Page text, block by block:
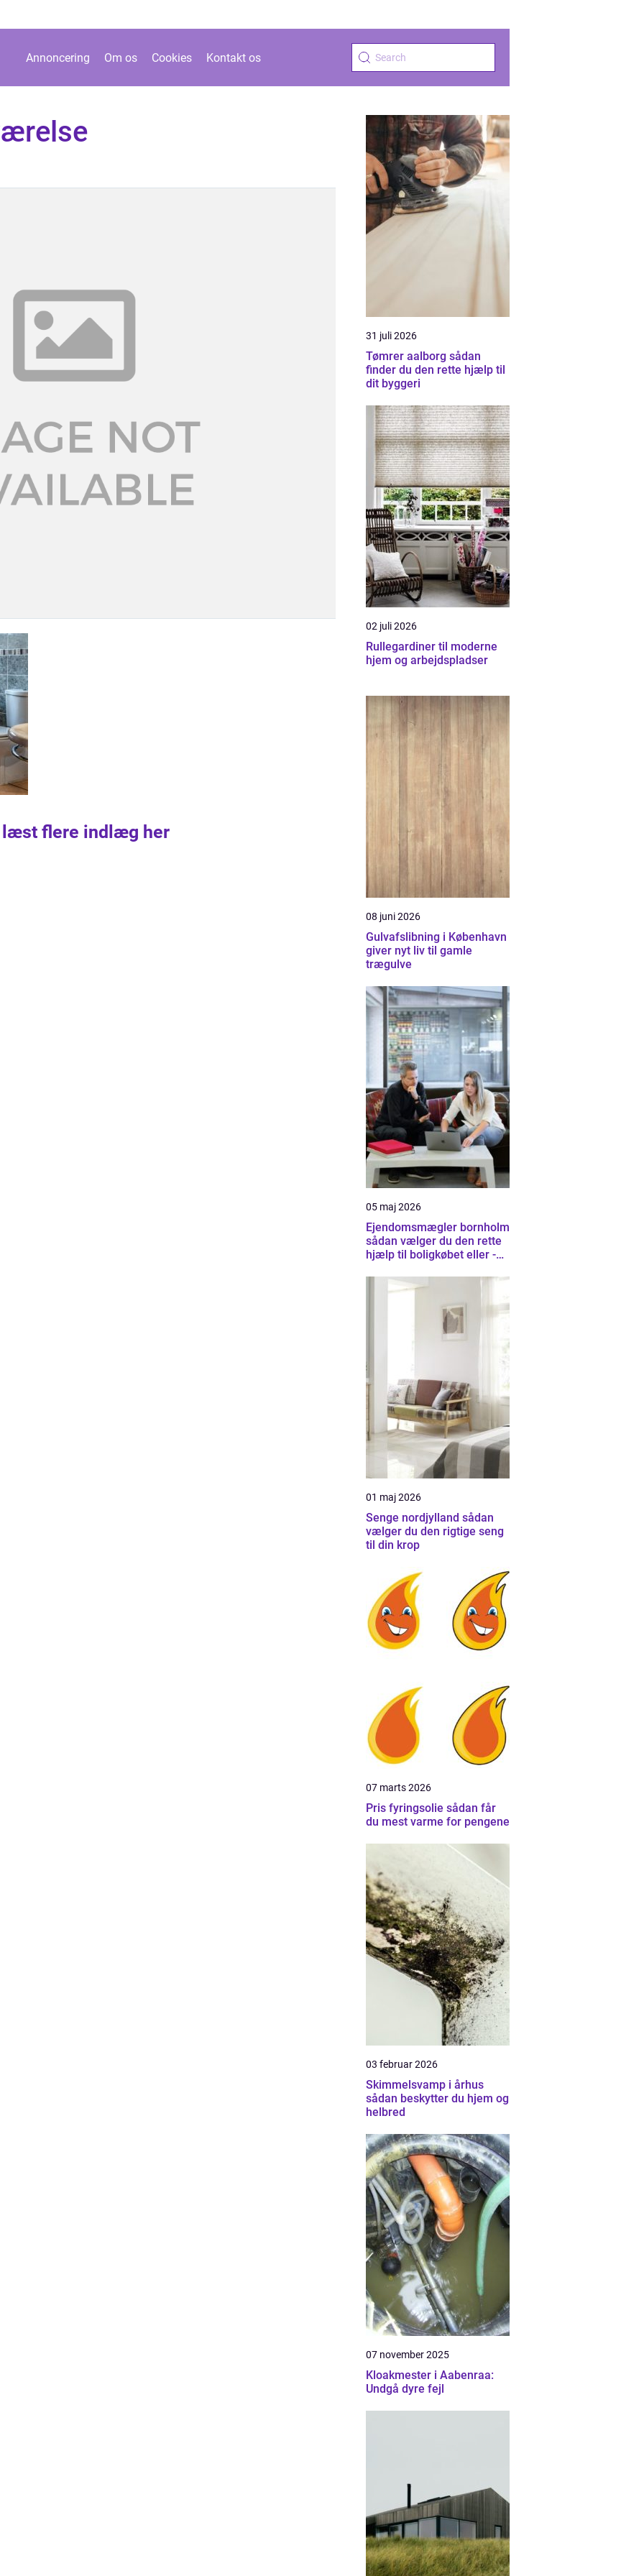
Annoncering Om os Cookies Kontakt os
læst flere indlæg her
31 juli 2026
Tømrer aalborg sådan
finder du den rette hjælp til
dit byggeri
02 juli 2026
Rullegardiner til moderne
hjem og arbejdspladser
08 juni 2026
Gulvafslibning i København
giver nyt liv til gamle
trægulve
05 maj 2026
Ejendomsmægler bornholm
sådan vælger du den rette
hjælp til boligkøbet eller -
01 maj 2026
Senge nordjylland sådan
vælger du den rigtige seng
til din krop
07 marts 2026
Pris fyringsolie sådan får
du mest varme for pengene
03 februar 2026
Skimmelsvamp i århus
sådan beskytter du hjem og
helbred
07 november 2025
Kloakmester i Aabenraa:
Undgå dyre fejl